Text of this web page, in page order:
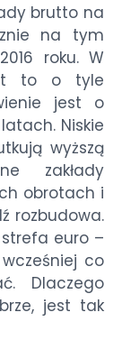
brutto na
na tym
roku. W
to o tyle
jest o
Niskie
wyższą
zakłady
obrotach i
rozbudowa.
euro –
co
Dlaczego
jest tak